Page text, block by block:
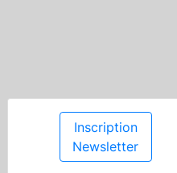
Inscription
Newsletter